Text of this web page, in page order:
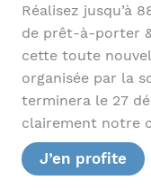
Réalisez jusqu’à
de prêt-à-porter
cette toute
organisée par la
terminera le 27
clairement notre
J’en profite